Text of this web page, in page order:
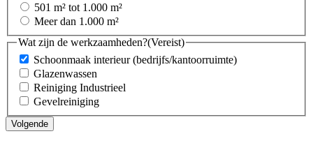
501 m² tot 1.000 m²
Meer dan 1.000 m²
Wat zijn de werkzaamheden?(Vereist)
Schoonmaak interieur (bedrijfs/kantoorruimte)
Glazenwassen
Reiniging Industrieel
Gevelreiniging